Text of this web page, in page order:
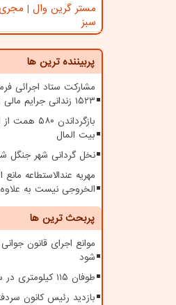
مستر گرین وال | مجری
سبز
پربیننده ترین ها
مشارکت ستاد اجرائی
۱۵۲۳ زندانی جرایم مالی غیر عمد
بازگرداندن
بیت المال
نخل گردانی شهر جنگل
مهریه عندالاستطاعه
الخروجی نیست به
پربحث ترین ها
موانع اجرای قانون
شود
طوفان ۱۱۵ کیلومتری در سیستان
بازدید رئیس کانون